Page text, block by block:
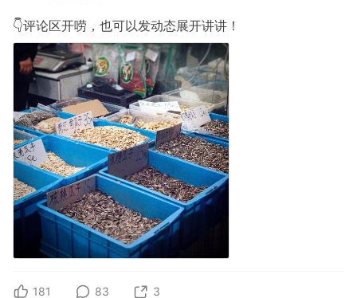
👇评论区开唠，也可以发动态展开讲讲！
181 83 3